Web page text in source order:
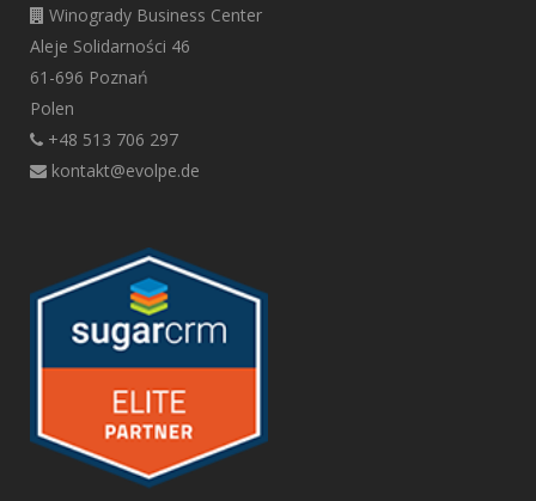
Winogrady Business Center
Aleje Solidarności 46
61-696 Poznań
Polen
+48 513 706 297
kontakt@evolpe.de